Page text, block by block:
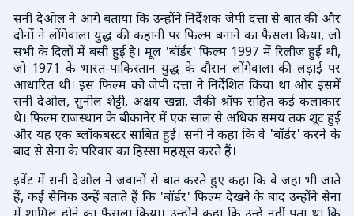
सनी देओल ने आगे बताया कि उन्होंने निर्देशक जेपी दत्ता से बात की और
दोनों ने लोंगेवाला युद्ध की कहानी पर फिल्म बनाने का फैसला किया, जो
सभी के दिलों में बसी हुई है। मूल 'बॉर्डर' फिल्म 1997 में रिलीज हुई थी,
जो 1971 के भारत-पाकिस्तान युद्ध के दौरान लोंगेवाला की लड़ाई पर
आधारित थी। इस फिल्म को जेपी दत्ता ने निर्देशित किया था और इसमें
सनी देओल, सुनील शेट्टी, अक्षय खन्ना, जैकी श्रॉफ सहित कई कलाकार
थे। फिल्म राजस्थान के बीकानेर में एक साल से अधिक समय तक शूट हुई
और यह एक ब्लॉकबस्टर साबित हुई। सनी ने कहा कि वे 'बॉर्डर' करने के
बाद से सेना के परिवार का हिस्सा महसूस करते हैं।
इवेंट में सनी देओल ने जवानों से बात करते हुए कहा कि वे जहां भी जाते
हैं, कई सैनिक उन्हें बताते हैं कि 'बॉर्डर' फिल्म देखने के बाद उन्होंने सेना